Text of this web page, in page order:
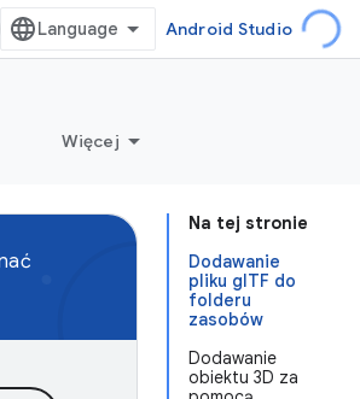
Android Studio
Więcej
Na tej stronie
Dodawanie
pliku glTF do
folderu
zasobów
Dodawanie
obiektu 3D za